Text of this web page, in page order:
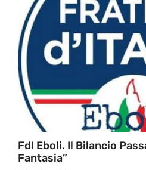
FdI Eboli. Il Bilancio
Fantasia”